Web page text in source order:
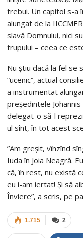
trebui. Un capitol s-a
alungat de la
slavă Domnului, nici
trupului – ceea ce
Nu știu dacă la fel se
”ucenic”, actual
a instrumentat
președintele
delegat-o să-l
ul sînt, în tot acest
”Am greșit, vînzînd
Iuda în Joia Neagră.
că, în rest, nu există
eu i-am iertat! Și să
Înviere”, a scris, pe
2
1.715